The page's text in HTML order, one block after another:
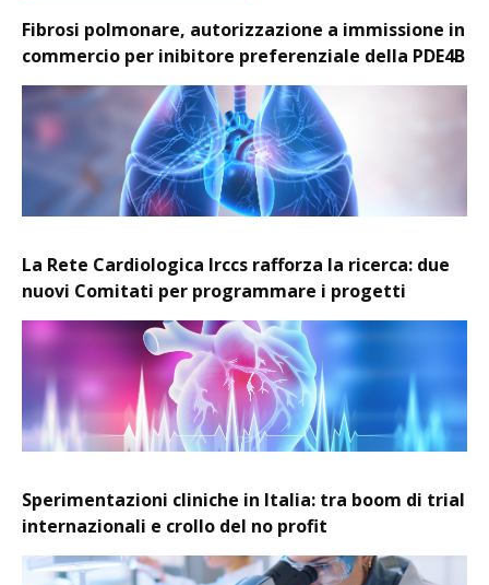
Fibrosi polmonare, autorizzazione a immissione in
commercio per inibitore preferenziale della PDE4B
La Rete Cardiologica Irccs rafforza la ricerca: due
nuovi Comitati per programmare i progetti
Sperimentazioni cliniche in Italia: tra boom di trial
internazionali e crollo del no profit